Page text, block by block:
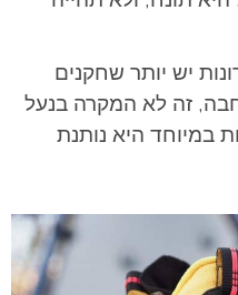
יש יותר שחקנים
זה לא המקרה בנעל
במיוחד היא נותנת